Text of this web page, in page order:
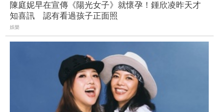
陳庭妮早在宣傳《陽光女子》就懷孕！鍾欣凌昨天才
知喜訊 認有看過孩子正面照
娛樂